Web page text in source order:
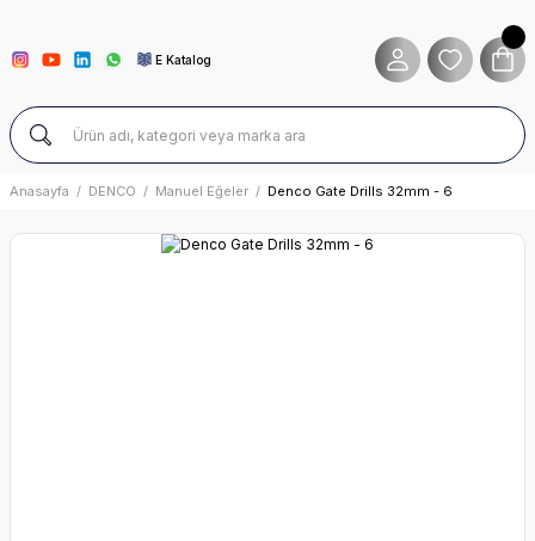
E Katalog
Anasayfa DENCO Manuel Eğeler Denco Gate Drills 32mm - 6